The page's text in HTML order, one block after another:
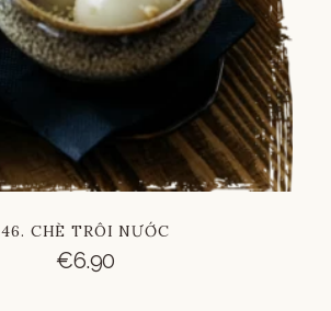
46. CHÈ TRÔI NƯỚC
€6.90